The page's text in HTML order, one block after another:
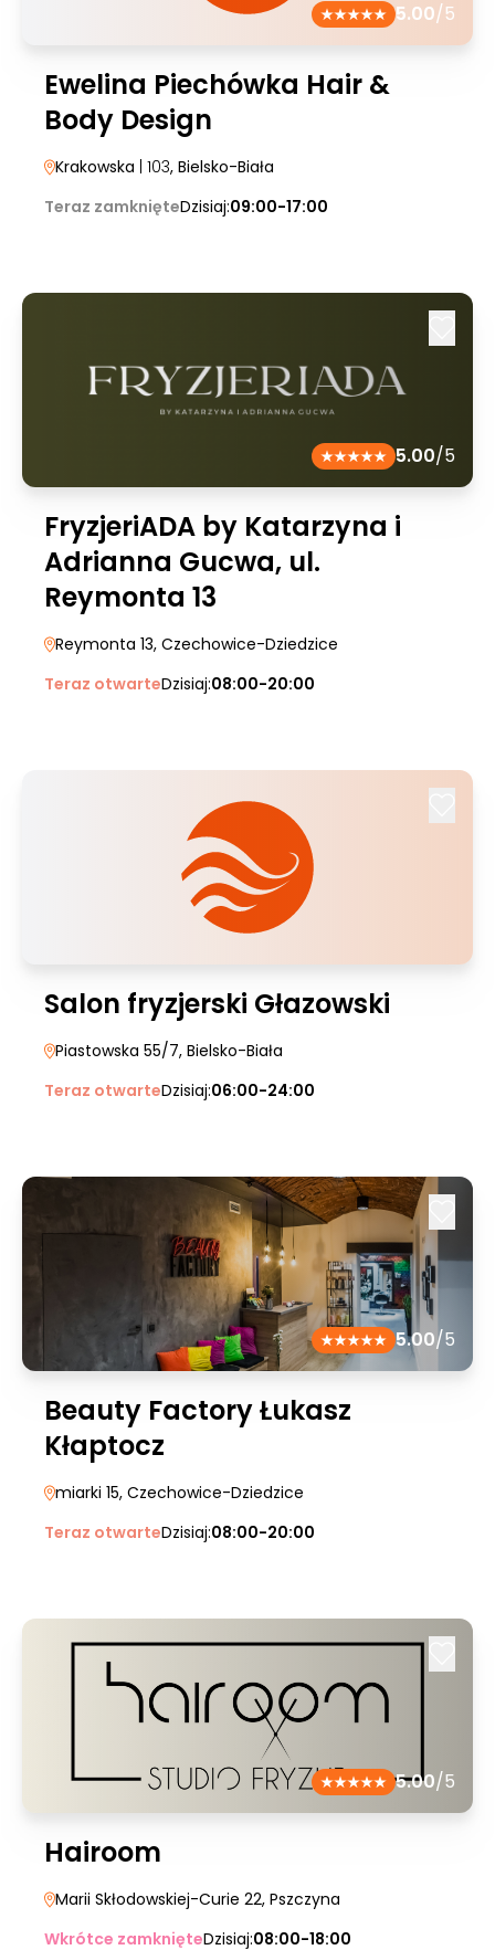
5.00/5
Ewelina Piechówka Hair &
Body Design
Krakowska | 103, Bielsko-Biała
Teraz zamknięteDzisiaj:09:00-17:00
5.00/5
FryzjeriADA by Katarzyna i
Adrianna Gucwa, ul.
Reymonta 13
Reymonta 13, Czechowice-Dziedzice
Teraz otwarteDzisiaj:08:00-20:00
Salon fryzjerski Głazowski
Piastowska 55/7, Bielsko-Biała
Teraz otwarteDzisiaj:06:00-24:00
5.00/5
Beauty Factory Łukasz
Kłaptocz
miarki 15, Czechowice-Dziedzice
Teraz otwarteDzisiaj:08:00-20:00
5.00/5
Hairoom
Marii Skłodowskiej-Curie 22, Pszczyna
Wkrótce zamknięteDzisiaj:08:00-18:00